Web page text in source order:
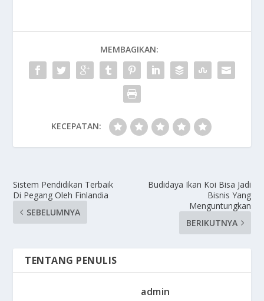
MEMBAGIKAN:
KECEPATAN:
Sistem Pendidikan Terbaik
Di Pegang Oleh Finlandia
SEBELUMNYA
Budidaya Ikan Koi Bisa Jadi
Bisnis Yang
Menguntungkan
BERIKUTNYA
TENTANG PENULIS
admin